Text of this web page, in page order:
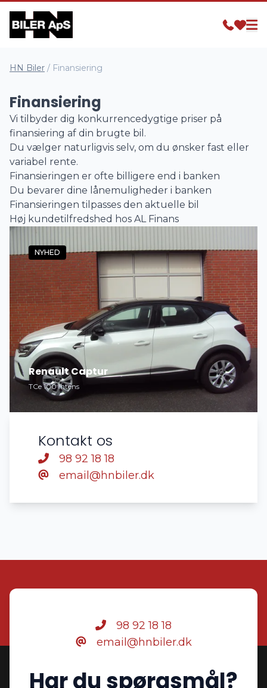
HN Biler / Finansiering
Finansiering
Vi tilbyder dig konkurrencedygtige priser på
finansiering af din brugte bil.
Du vælger naturligvis selv, om du ønsker fast eller
variabel rente.
Finansieringen er ofte billigere end i banken
Du bevarer dine lånemuligheder i banken
Finansieringen tilpasses den aktuelle bil
Høj kundetilfredshed hos AL Finans
NYHED
Renault Captur
TCe 100 Intens
Kontakt os
98 92 18 18
email@hnbiler.dk
98 92 18 18
email@hnbiler.dk
Har du spørgsmål?